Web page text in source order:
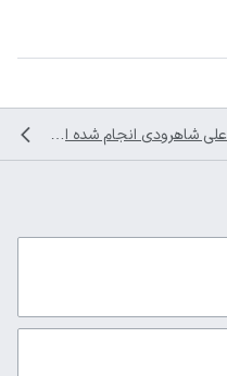
علی شاهرودی انجام شده است